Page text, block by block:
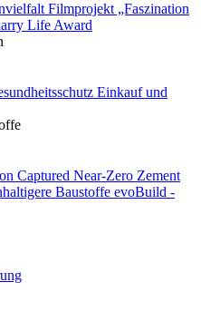
Filmprojekt „Faszination
Life Award
Einkauf und
Captured Near-Zero Zement
Baustoffe evoBuild -